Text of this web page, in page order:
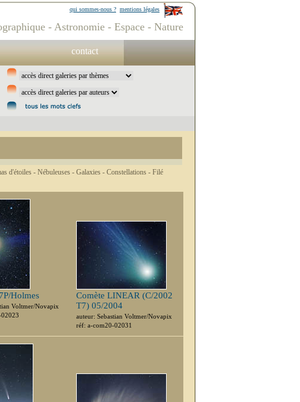
mentions légales
qui sommes-nous ?
- Astronomie - Espace - Nature
contact
d'étoiles - Nébuleuses - Galaxies - Constellations - Filé
Holmes
Voltmer/Novapix
Comète LINEAR (C/2002
T7) 05/2004
auteur: Sebastian Voltmer/Novapix
réf: a-com20-02031